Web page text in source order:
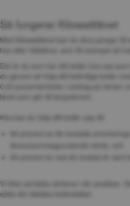
Så fungerar Kilowattlånet
Med Kilowattlånet kan du låna pengar till
hus eller fritidshus, som till exempel att
Det är du som har ditt bolån hos oss som
du genom att höja ditt befintliga bolån
0,20 procentenheter i avdrag på räntan
lånet som går till bergvärmen.
Hos kan du höja ditt bolån upp till:
Vi tittar på båda värdena i din ansökan.
sätta det faktiska bolånetaket.